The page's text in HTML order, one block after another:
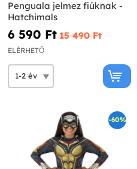
Penguala jelmez fiúknak -
Hatchimals
6 590 Ft‎ 15 490 Ft‎
ELÉRHETŐ
-60%